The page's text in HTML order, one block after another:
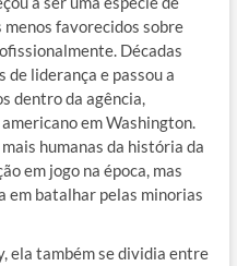
favorecidos sobre
Décadas
de liderança e passou a
dentro da agência,
em Washington.
humanas da história da
em jogo na época, mas
em batalhar pelas minorias
ela também se dividia entre